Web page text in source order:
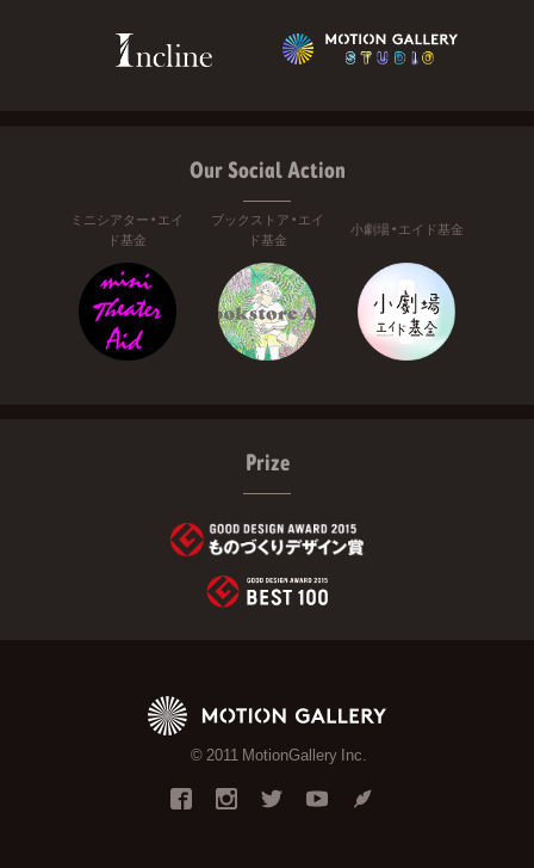
Our Social Action
ミニシアター・エイ
ド基金
ブックストア・エイ
ド基金
小劇場・エイド基金
Prize
© 2011 MotionGallery Inc.